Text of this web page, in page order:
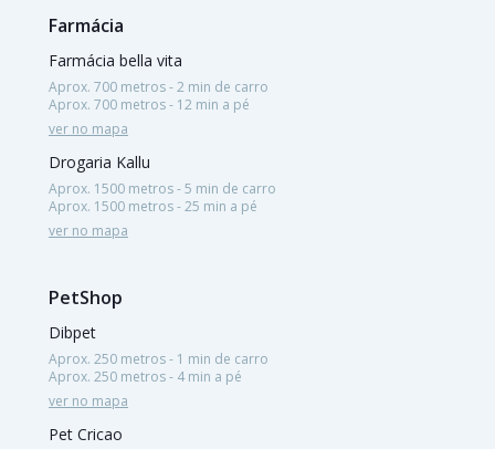
Farmácia
Farmácia bella vita
Aprox. 700 metros - 2 min de carro
Aprox. 700 metros - 12 min a pé
ver no mapa
Drogaria Kallu
Aprox. 1500 metros - 5 min de carro
Aprox. 1500 metros - 25 min a pé
ver no mapa
PetShop
Dibpet
Aprox. 250 metros - 1 min de carro
Aprox. 250 metros - 4 min a pé
ver no mapa
Pet Cricao